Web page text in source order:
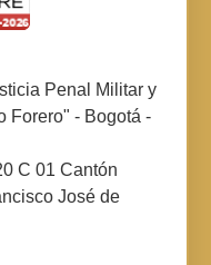
Penal Militar y
Forero" - Bogotá -
C 01 Cantón
José de